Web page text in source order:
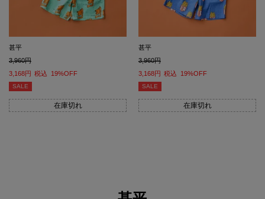
甚平
3,960
3,168
税込 19%OFF
SALE
在庫切れ
甚平
3,960
3,168
税込 19%OFF
SALE
在庫切れ